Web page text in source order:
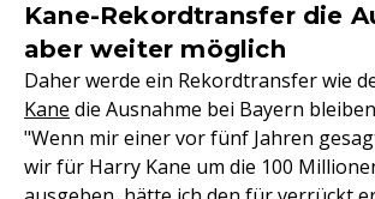
Kane-Rekordtransfer die
aber weiter möglich
Daher werde ein Rekordtransfer wie
Kane die Ausnahme bei Bayern
"Wenn mir einer vor fünf Jahren
wir für Harry Kane um die 100